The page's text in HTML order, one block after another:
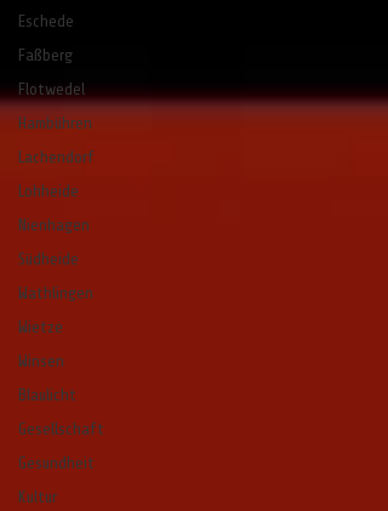
Eschede
Faßberg
Flotwedel
Hambühren
Lachendorf
Lohheide
Nienhagen
Südheide
Wathlingen
Wietze
Winsen
Blaulicht
Gesellschaft
Gesundheit
Kultur